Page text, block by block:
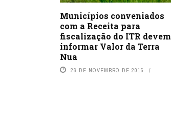
Municípios conveniados
com a Receita para
fiscalização do ITR devem
informar Valor da Terra
Nua
26 DE NOVEMBRO DE 2015